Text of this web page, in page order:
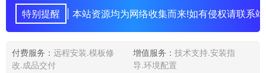
特别提醒 | 本站资源均为网络收集而来!如有侵权请联系
付费服务： 远程安装.模板修
改.成品交付
增值服务： 技术支持.安装指
导.环境配置